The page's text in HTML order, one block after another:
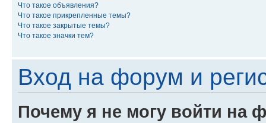
Что такое объявления?
Что такое прикрепленные темы?
Что такое закрытые темы?
Что такое значки тем?
Вход на форум и
Почему я не могу войти на